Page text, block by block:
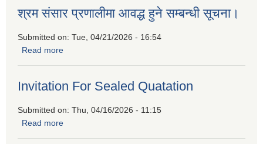
श्रम संसार प्रणालीमा आवद्ध हुने सम्बन्धी सूचना।
Submitted on: Tue, 04/21/2026 - 16:54
Read more
Invitation For Sealed Quatation
Submitted on: Thu, 04/16/2026 - 11:15
Read more